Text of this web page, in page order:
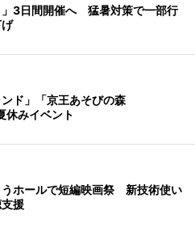
」3日間開催へ 猛暑対策で一部行
ンド」「京王あそびの森
休みイベント
うホールで短編映画祭 新技術使い
援